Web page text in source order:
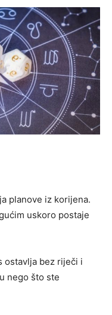
planove iz korijena.
uskoro postaje
ostavlja bez riječi i
nego što ste